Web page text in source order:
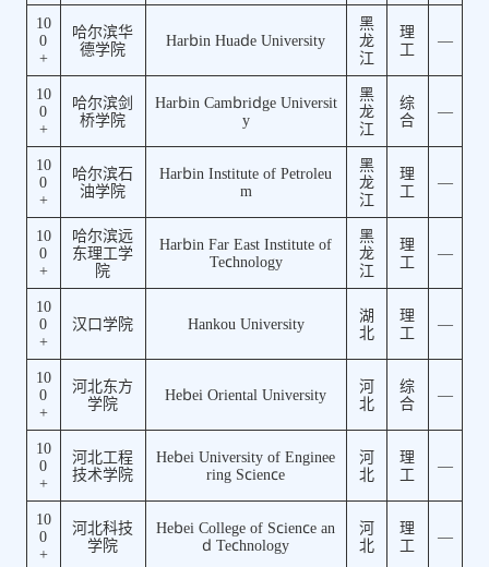
10
0
+
哈尔滨华
德学院
Harbin Huade University
黑
龙
江
理
工
—
10
0
+
哈尔滨剑
桥学院
Harbin Cambridge Universit
y
黑
龙
江
综
合
—
10
0
+
哈尔滨石
油学院
Harbin Institute of Petroleu
m
黑
龙
江
理
工
—
10
0
+
哈尔滨远
东理工学
院
Harbin Far East Institute of
Technology
黑
龙
江
理
工
—
10
0
+
汉口学院 Hankou University
湖
北
理
工
—
10
0
+
河北东方
学院
Hebei Oriental University
河
北
综
合
—
10
0
+
河北工程
技术学院
Hebei University of Enginee
ring Science
河
北
理
工
—
10
0
+
河北科技
学院
Hebei College of Science an
d Technology
河
北
理
工
—